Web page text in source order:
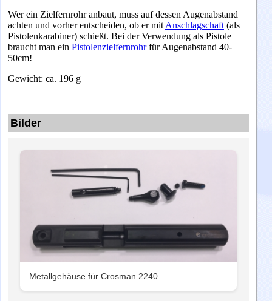
Wer ein Zielfernrohr anbaut, muss auf dessen Augenabstand
achten und vorher entscheiden, ob er mit Anschlagschaft (als
Pistolenkarabiner) schießt. Bei der Verwendung als Pistole
braucht man ein Pistolenzielfernrohrfür Augenabstand 40-
50cm!
Gewicht: ca. 196 g
Bilder
Metallgehäuse für Crosman 2240